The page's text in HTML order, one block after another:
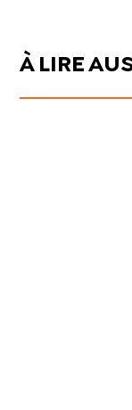
À LIRE